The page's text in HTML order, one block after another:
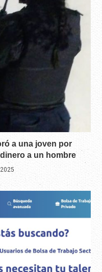
a una joven por
a un hombre